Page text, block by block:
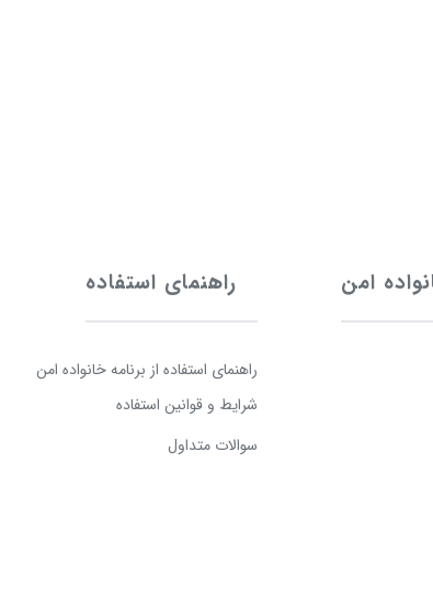
امن راهنمای استفاده
راهنمای استفاده از برنامه خانواده امن
شرایط و قوانین استفاده
سوالات متداول